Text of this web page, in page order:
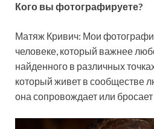
Кого вы фотографируете?
Матяж Кривич: Мои
человеке, который важнее
найденного в различных
который живет в сообществе
она сопровождает или